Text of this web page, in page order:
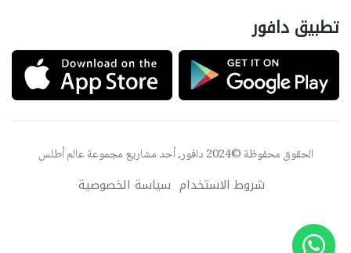
تطبيق دافور
الحقوق محفوظة ©2024 دافور, أحد مشاريع مجموعة عالم أطلس
شروط الاستخدام سياسة الخصوصية